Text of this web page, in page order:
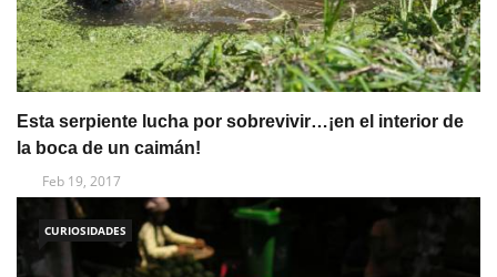
Esta serpiente lucha por sobrevivir…¡en el interior de
la boca de un caimán!
Feb 19, 2017
CURIOSIDADES